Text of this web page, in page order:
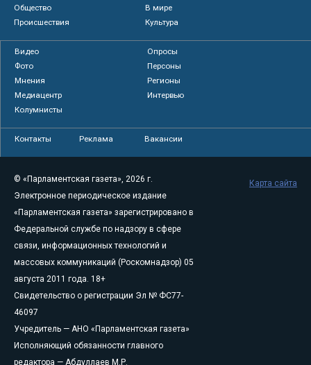
Общество
В мире
Происшествия
Культура
Видео
Опросы
Фото
Персоны
Мнения
Регионы
Медиацентр
Интервью
Колумнисты
Контакты Реклама Вакансии
© «Парламентская газета», 2026 г.
Электронное периодическое издание
«Парламентская газета» зарегистрировано в
Федеральной службе по надзору в сфере
связи, информационных технологий и
массовых коммуникаций (Роскомнадзор) 05
августа 2011 года. 18+
Свидетельство о регистрации Эл № ФС77-
46097
Учредитель — АНО «Парламентская газета»
Исполняющий обязанности главного
редактора — Абдуллаев М.Р.
Карта сайта